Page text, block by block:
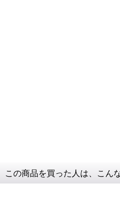
この商品を買った人は、こん